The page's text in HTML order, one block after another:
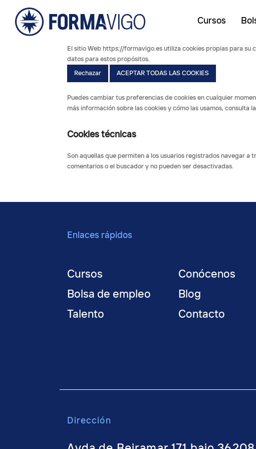
Cursos
El sitio Web https://formavigo.es utiliza cookies propias para su
datos para estos propósitos.
Rechazar ACEPTAR TODAS LAS COOKIES
Puedes cambiar tus preferencias de cookies en cualquier
más información sobre las cookies y cómo las usamos, consulta
Cookies técnicas
Son aquellas que permiten a los usuarios registrados navegar
comentarios o el buscador y no pueden ser desactivadas.
Enlaces rápidos
Cursos
Bolsa de empleo
Talento
Conócenos
Blog
Contacto
Dirección